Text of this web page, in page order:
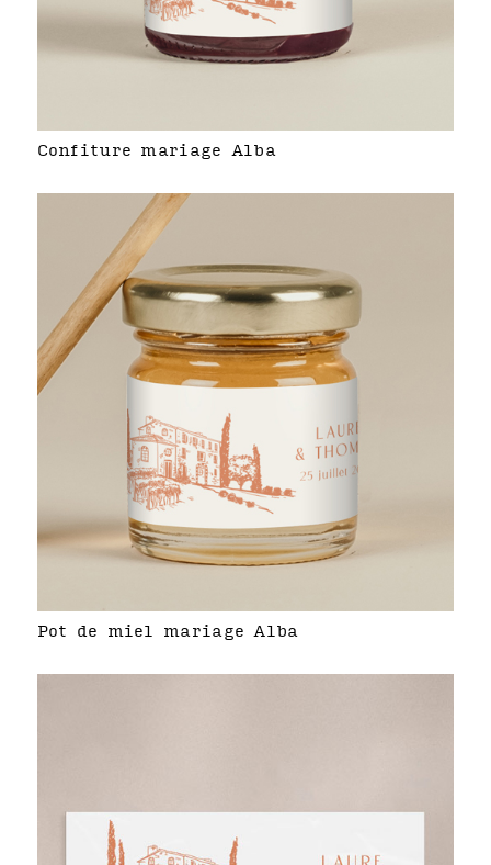
Confiture mariage Alba
Pot de miel mariage Alba